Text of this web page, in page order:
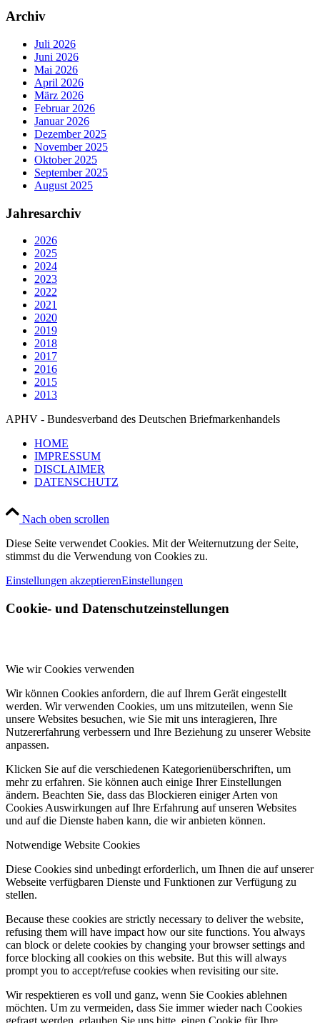
Archiv
Juli 2026
Juni 2026
Mai 2026
April 2026
März 2026
Februar 2026
Januar 2026
Dezember 2025
November 2025
Oktober 2025
September 2025
August 2025
Jahresarchiv
2026
2025
2024
2023
2022
2021
2020
2019
2018
2017
2016
2015
2013
APHV - Bundesverband des Deutschen Briefmarkenhandels
HOME
IMPRESSUM
DISCLAIMER
DATENSCHUTZ
Nach oben scrollen
Diese Seite verwendet Cookies. Mit der Weiternutzung der Seite,
stimmst du die Verwendung von Cookies zu.
Einstellungen akzeptierenEinstellungen
Cookie- und Datenschutzeinstellungen
Wie wir Cookies verwenden
Wir können Cookies anfordern, die auf Ihrem Gerät eingestellt
werden. Wir verwenden Cookies, um uns mitzuteilen, wenn Sie
unsere Websites besuchen, wie Sie mit uns interagieren, Ihre
Nutzererfahrung verbessern und Ihre Beziehung zu unserer Website
anpassen.
Klicken Sie auf die verschiedenen Kategorienüberschriften, um
mehr zu erfahren. Sie können auch einige Ihrer Einstellungen
ändern. Beachten Sie, dass das Blockieren einiger Arten von
Cookies Auswirkungen auf Ihre Erfahrung auf unseren Websites
und auf die Dienste haben kann, die wir anbieten können.
Notwendige Website Cookies
Diese Cookies sind unbedingt erforderlich, um Ihnen die auf unserer
Webseite verfügbaren Dienste und Funktionen zur Verfügung zu
stellen.
Because these cookies are strictly necessary to deliver the website,
refusing them will have impact how our site functions. You always
can block or delete cookies by changing your browser settings and
force blocking all cookies on this website. But this will always
prompt you to accept/refuse cookies when revisiting our site.
Wir respektieren es voll und ganz, wenn Sie Cookies ablehnen
möchten. Um zu vermeiden, dass Sie immer wieder nach Cookies
gefragt werden, erlauben Sie uns bitte, einen Cookie für Ihre